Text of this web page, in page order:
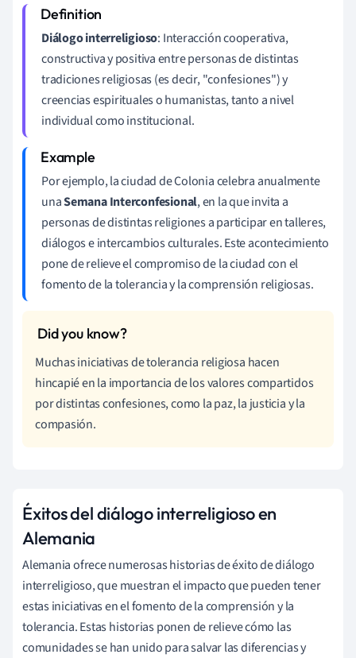
Diálogo interreligioso: Interacción cooperativa,
constructiva y positiva entre personas de distintas
tradiciones religiosas (es decir, "confesiones") y
creencias espirituales o humanistas, tanto a nivel
individual como institucional.
Por ejemplo, la ciudad de Colonia celebra anualmente
unaSemana Interconfesional, en la que invita a
personas de distintas religiones a participar en talleres,
diálogos e intercambios culturales. Este acontecimiento
pone de relieve el compromiso de la ciudad con el
fomento de la tolerancia y la comprensión religiosas.
Muchas iniciativas de tolerancia religiosa hacen
hincapié en la importancia de los valores compartidos
por distintas confesiones, como la paz, la justicia y la
compasión.
Éxitos del diálogo interreligioso en
Alemania
Alemania ofrece numerosas historias de éxito de diálogo
interreligioso, que muestran el impacto que pueden tener
estas iniciativas en el fomento de la comprensión y la
tolerancia. Estas historias ponen de relieve cómo las
comunidades se han unido para salvar las diferencias y